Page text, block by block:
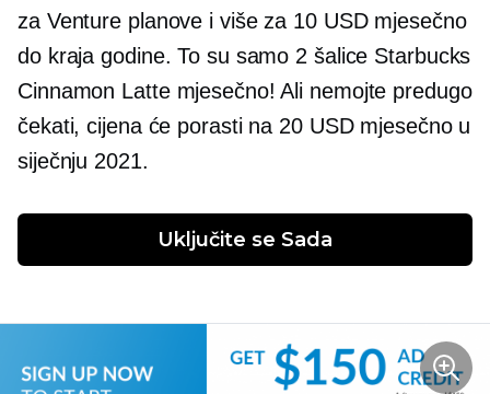
za Venture planove i više za 10 USD mjesečno
do kraja godine. To su samo 2 šalice Starbucks
Cinnamon Latte mjesečno! Ali nemojte predugo
čekati, cijena će porasti na 20 USD mjesečno u
siječnju 2021.
Uključite se Sada